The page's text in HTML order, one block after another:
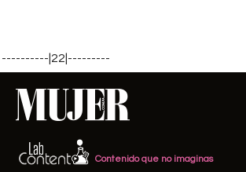
----------|22|---------
Contenido que no imaginas